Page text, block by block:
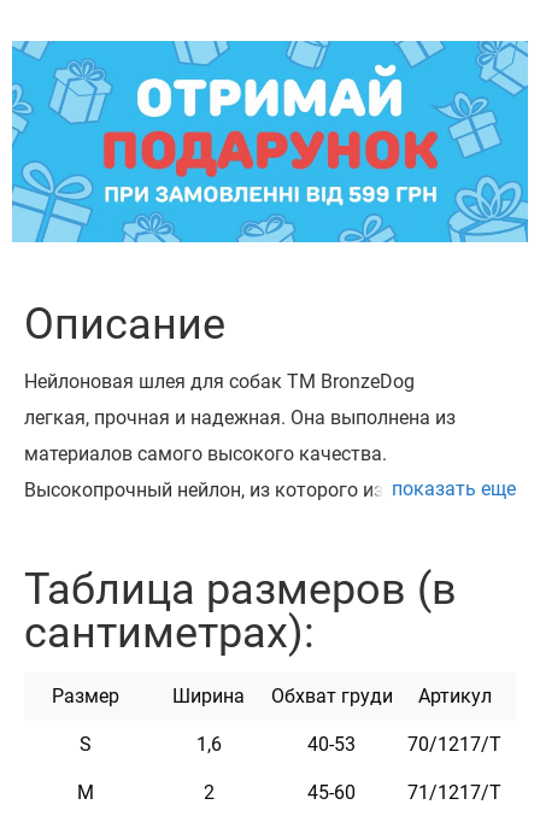
Описание
Нейлоновая шлея для собак ТМ BronzeDog
легкая, прочная и надежная. Она выполнена из
материалов самого высокого качества.
Высокопрочный нейлон, из которого изготовлена
Шлея укомплектована высококачественной
пластиковой пряжкой. Обхват регулируется.
воды. Она практична и неприхотлива в уходе.
На шлее с помощью заклепок можно
закрепить адресник, на котором наши мастера могут
показать еще
Таблица размеров (в
сантиметрах):
Размер Ширина Обхват груди Артикул
S 1,6 40-53 70/1217/Т
M 2 45-60 71/1217/Т